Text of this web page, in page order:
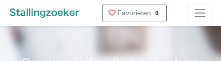
Favorieten 0